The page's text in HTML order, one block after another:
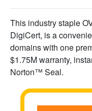
This industry staple
DigiCert, is a
domains with one
$1.75M warranty,
Norton™ Seal.